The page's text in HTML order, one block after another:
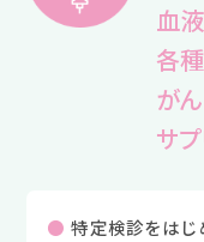
血
各
が
サ
特定検診をは